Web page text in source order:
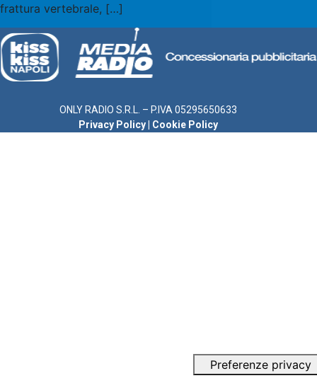
frattura vertebrale, […]
ONLY RADIO S.R.L. – P.IVA 05295650633
Privacy Policy
Cookie Policy